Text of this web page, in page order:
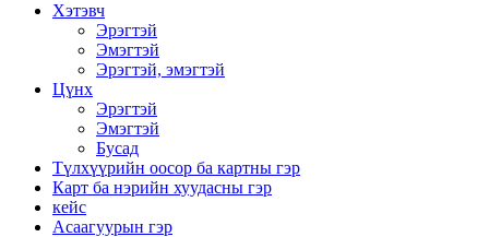
Хэтэвч
Эрэгтэй
Эмэгтэй
Эрэгтэй, эмэгтэй
Цүнх
Эрэгтэй
Эмэгтэй
Бусад
Түлхүүрийн оосор ба картны гэр
Карт ба нэрийн хуудасны гэр
кейс
Асаагуурын гэр